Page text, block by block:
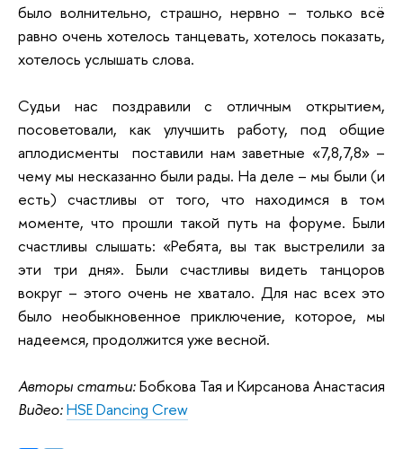
было волнительно, страшно, нервно – только всё
равно очень хотелось танцевать, хотелось показать,
хотелось услышать слова.
Судьи нас поздравили с отличным открытием,
посоветовали, как улучшить работу, под общие
аплодисменты поставили нам заветные «7,8,7,8» –
чему мы несказанно были рады. На деле – мы были (и
есть) счастливы от того, что находимся в том
моменте, что прошли такой путь на форуме. Были
счастливы слышать: «Ребята, вы так выстрелили за
эти три дня». Были счастливы видеть танцоров
вокруг – этого очень не хватало. Для нас всех это
было необыкновенное приключение, которое, мы
надеемся, продолжится уже весной.
Авторы статьи:Бобкова Тая и Кирсанова Анастасия
Видео:HSE Dancing Crew